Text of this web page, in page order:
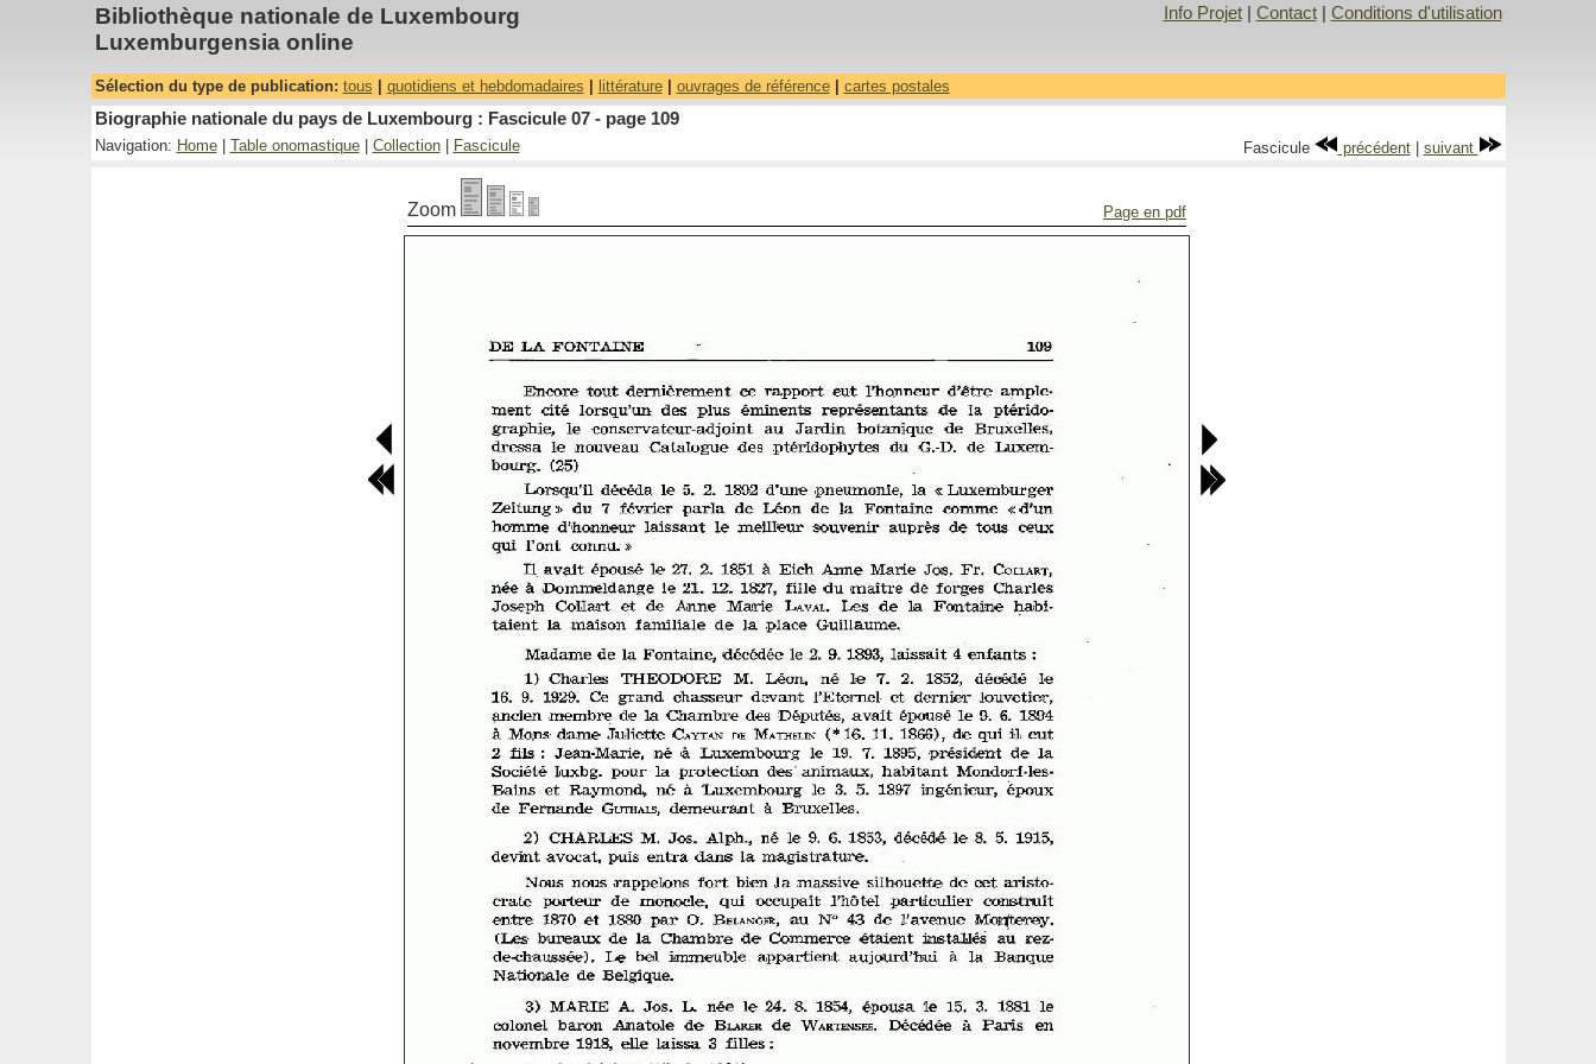
Bibliothèque nationale de Luxembourg
Luxemburgensia online
Info Projet| Contact| Conditions d'utilisation
Sélection du type de publication: tous quotidiens et hebdomadaires littérature| ouvrages de référence| cartes postales
Biographie nationale du pays de Luxembourg : Fascicule 07 - page 109
Navigation: Home| Table onomastique| Collection| Fascicule Fascicule précédent| suivant
Zoom Page en pdf